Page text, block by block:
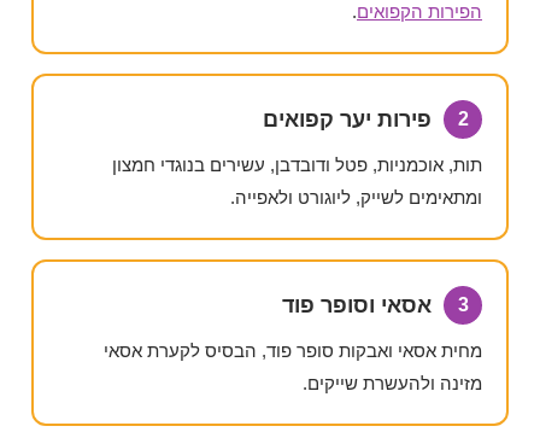
הפירות הקפואים.
2 פירות יער קפואים
תות, אוכמניות, פטל ודובדבן, עשירים בנוגדי חמצון
ומתאימים לשייק, ליוגורט ולאפייה.
3 אסאי וסופר פוד
מחית אסאי ואבקות סופר פוד, הבסיס לקערת אסאי
מזינה ולהעשרת שייקים.